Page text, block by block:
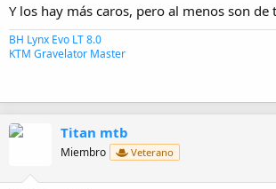
Y los hay más caros, pero al menos son de
BH Lynx Evo LT 8.0
KTM Gravelator Master
Titan mtb
Miembro Veterano